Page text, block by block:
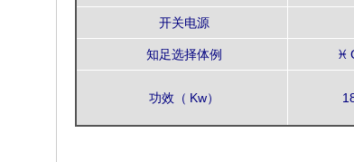
开关电源
知足选择体例 ♓
功效（ Kw）